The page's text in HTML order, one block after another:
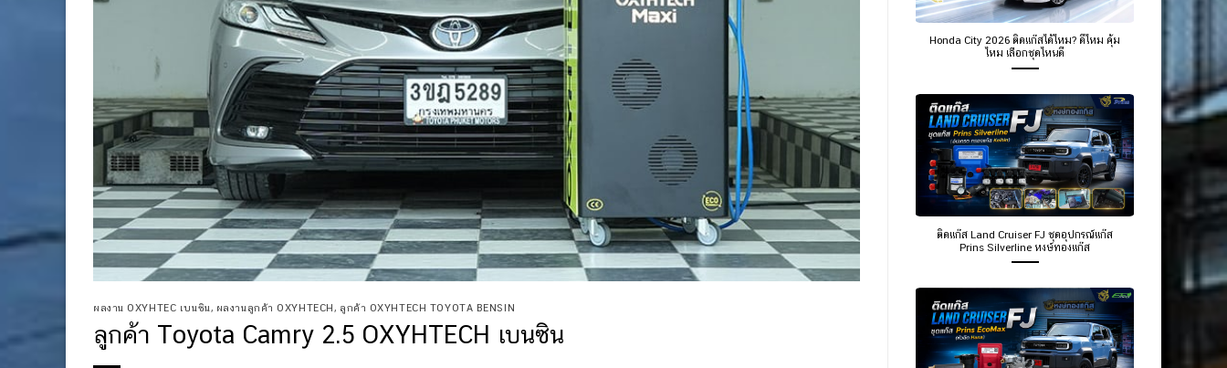
ผลงาน OXYHTEC เบนซิน, ผลงานลูกค้า OXYHTECH, ลูกค้า OXYHTECH TOYOTA BENSIN
ลูกค้า Toyota Camry 2.5 OXYHTECH เบนซิน
Honda City 2026 ติดแก๊สได้ไหม? ดีไหม คุ้ม
ไหม เลือกชุดไหนดี
ติดแก๊ส Land Cruiser FJ ชุดอุปกรณ์แก๊ส
Prins Silverline หงษ์ทองแก๊ส